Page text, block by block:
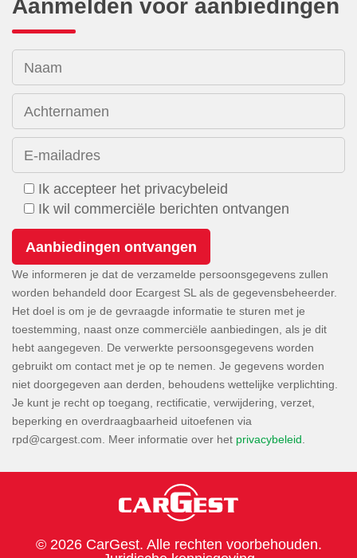
Aanmelden voor aanbiedingen
Naam
Achternamen
E-mailadres
Ik accepteer het privacybeleid
Ik wil commerciële berichten ontvangen
We informeren je dat de verzamelde persoonsgegevens zullen
worden behandeld door Ecargest SL als de gegevensbeheerder.
Het doel is om je de gevraagde informatie te sturen met je
toestemming, naast onze commerciële aanbiedingen, als je dit
hebt aangegeven. De verwerkte persoonsgegevens worden
gebruikt om contact met je op te nemen. Je gegevens worden
niet doorgegeven aan derden, behoudens wettelijke verplichting.
Je kunt je recht op toegang, rectificatie, verwijdering, verzet,
beperking en overdraagbaarheid uitoefenen via
. Meer informatie over het privacybeleid
© 2026 CarGest. Alle rechten voorbehouden.